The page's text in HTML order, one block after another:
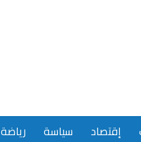
إقتصاد سياسة رياضة